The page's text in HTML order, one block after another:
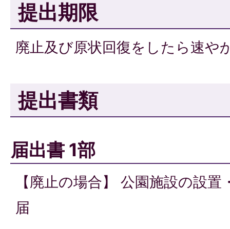
提出期限
廃止及び原状回復をしたら速や
提出書類
届出書 1部
【廃止の場合】 公園施設の設
届